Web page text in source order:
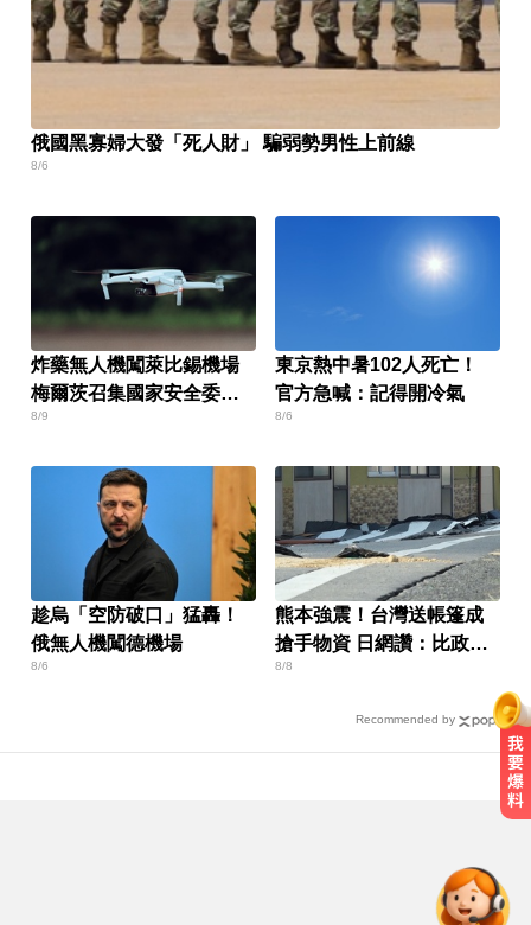
俄國黑寡婦大發「死人財」 騙弱勢男性上前線
8/6
炸藥無人機闖萊比錫機場
梅爾茨召集國家安全委員
會
8/9
東京熱中暑102人死亡！
官方急喊：記得開冷氣
8/6
趁烏「空防破口」猛轟！
俄無人機闖德機場
8/6
熊本強震！台灣送帳篷成
搶手物資 日網讚：比政府
還快
8/8
Recommended by